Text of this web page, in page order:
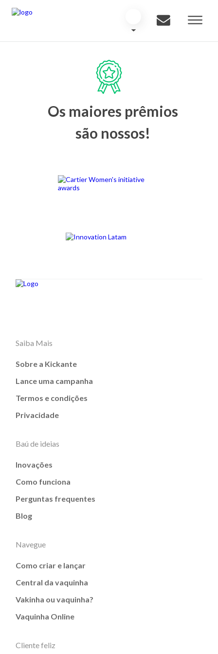
Os maiores prêmios
são nossos!
Saiba Mais
Sobre a Kickante
Lance uma campanha
Termos e condições
Privacidade
Baú de ideias
Inovações
Como funciona
Perguntas frequentes
Blog
Navegue
Como criar e lançar
Central da vaquinha
Vakinha ou vaquinha?
Vaquinha Online
Cliente feliz